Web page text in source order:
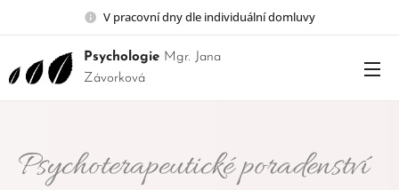
V pracovní dny dle individuální domluvy
Psychologie Mgr. Jana
Závorková
Psychoterapeutické poradenství